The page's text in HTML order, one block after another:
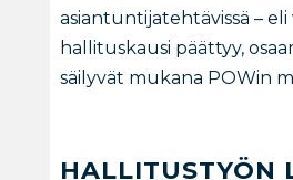
asiantuntijatehtävissä – eli
hallituskausi päättyy,
säilyvät mukana POWin
HALLITUSTYÖN